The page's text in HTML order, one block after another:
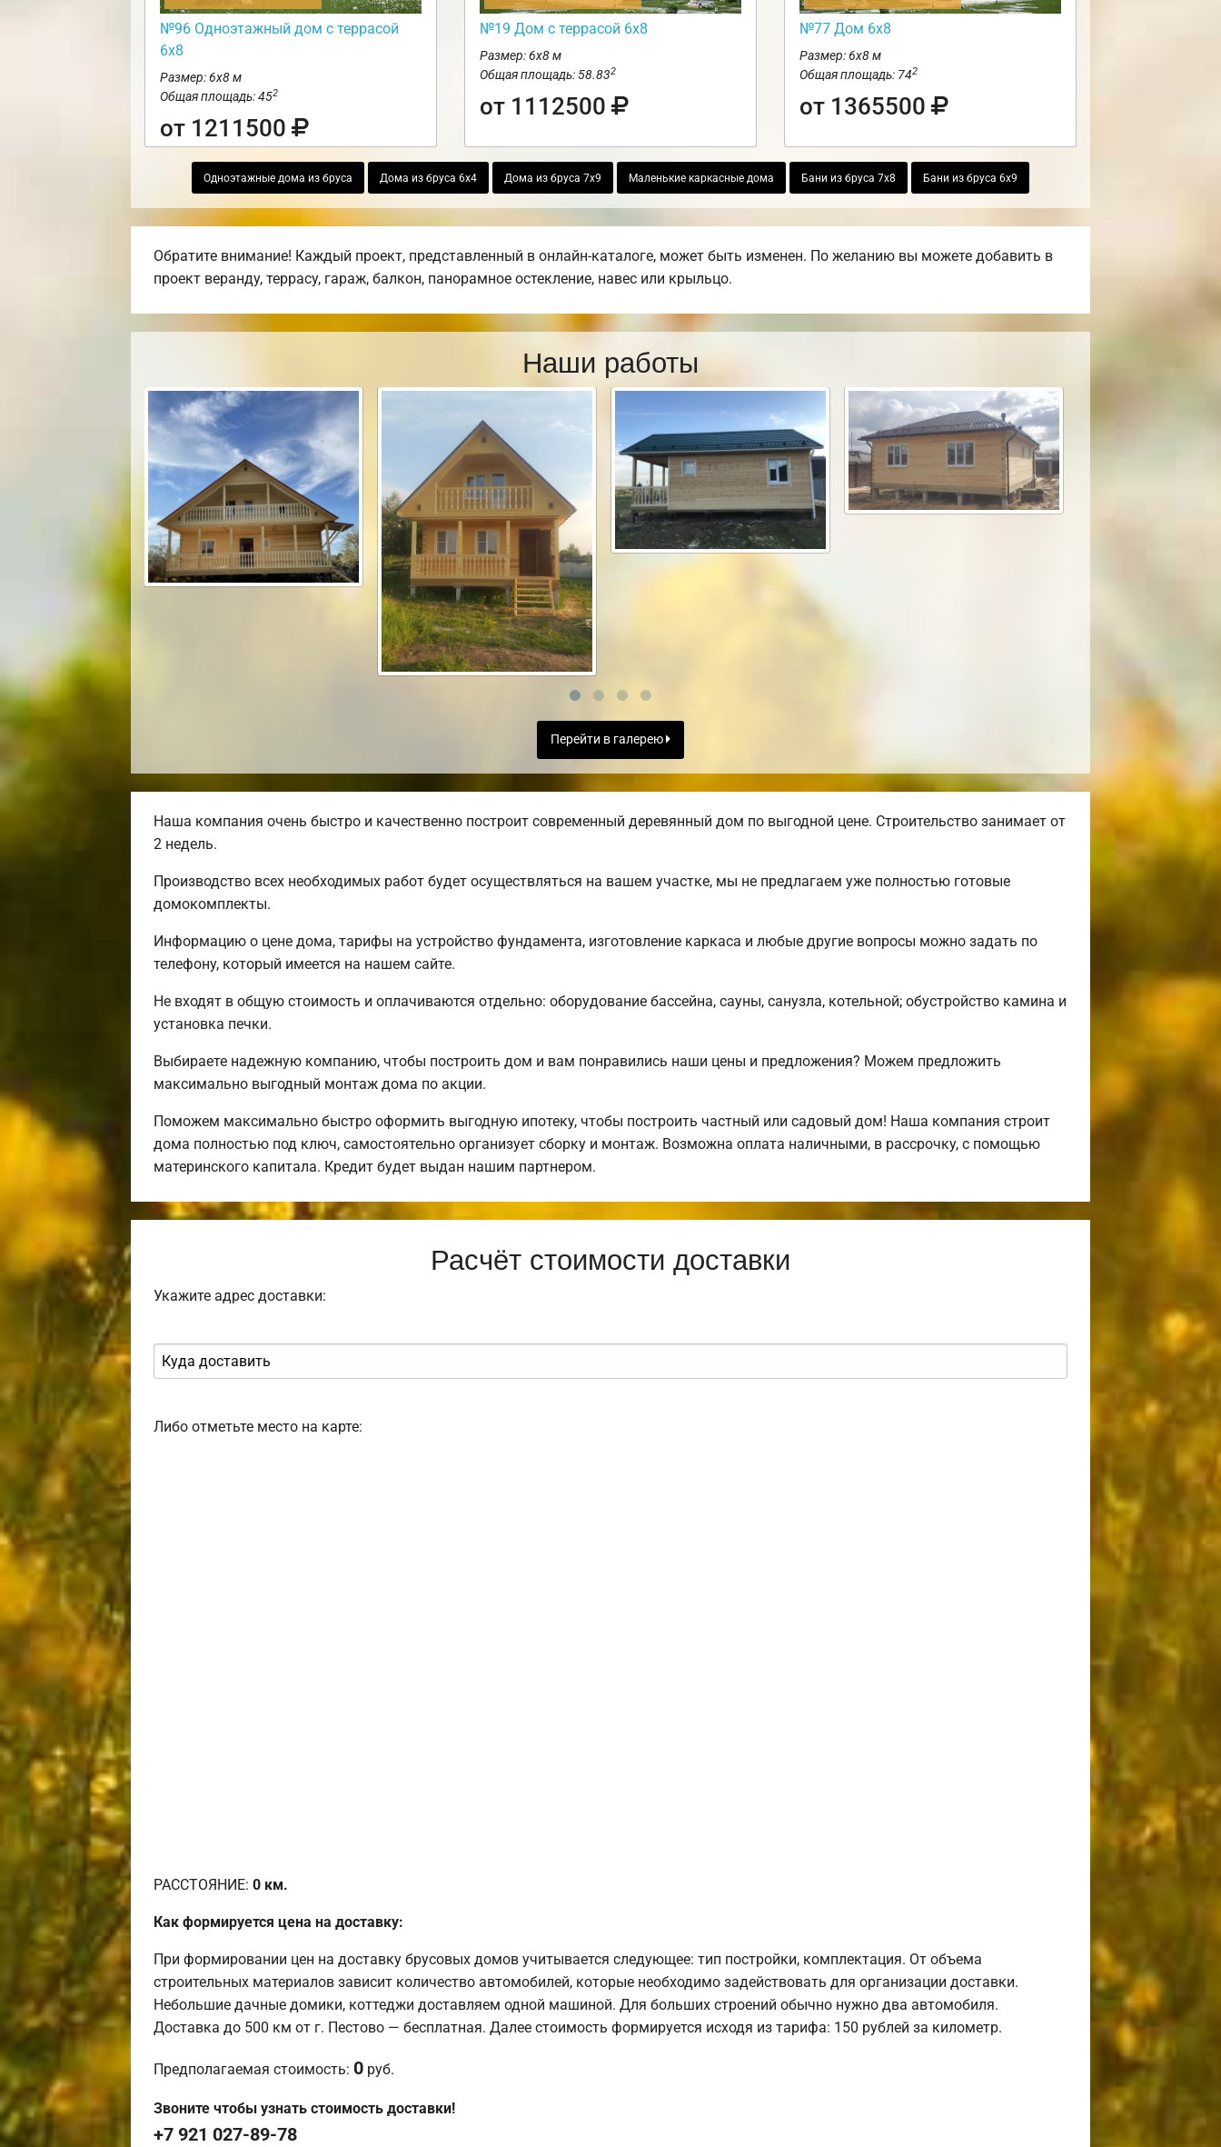
№96 Одноэтажный дом с террасой
6х8
Размер: 6х8 м
Общая площадь: 452
от 1211500
№19 Дом с террасой 6х8
Размер: 6х8 м
Общая площадь: 58.832
от 1112500
№77 Дом 6х8
Размер: 6х8 м
Общая площадь: 742
от 1365500
Одноэтажные дома из бруса Дома из бруса 6х4 Дома из бруса 7х9 Маленькие каркасные дома Бани из бруса 7х8 Бани из бруса 6х9
Обратите внимание! Каждый проект, представленный в онлайн-каталоге, может быть изменен. По желанию вы можете добавить в
проект веранду, террасу, гараж, балкон, панорамное остекление, навес или крыльцо.
Наши работы
Перейти в галерею
Наша компания очень быстро и качественно построит современный деревянный дом по выгодной цене. Строительство занимает от
2 недель.
Производство всех необходимых работ будет осуществляться на вашем участке, мы не предлагаем уже полностью готовые
домокомплекты.
Информацию о цене дома, тарифы на устройство фундамента, изготовление каркаса и любые другие вопросы можно задать по
телефону, который имеется на нашем сайте.
Не входят в общую стоимость и оплачиваются отдельно: оборудование бассейна, сауны, санузла, котельной; обустройство камина и
установка печки.
Выбираете надежную компанию, чтобы построить дом и вам понравились наши цены и предложения? Можем предложить
максимально выгодный монтаж дома по акции.
Поможем максимально быстро оформить выгодную ипотеку, чтобы построить частный или садовый дом! Наша компания строит
дома полностью под ключ, самостоятельно организует сборку и монтаж. Возможна оплата наличными, в рассрочку, с помощью
материнского капитала. Кредит будет выдан нашим партнером.
Расчёт стоимости доставки
Укажите адрес доставки:
Либо отметьте место на карте:
РАССТОЯНИЕ: 0 км.
Как формируется цена на доставку:
При формировании цен на доставку брусовых домов учитывается следующее: тип постройки, комплектация. От объема
строительных материалов зависит количество автомобилей, которые необходимо задействовать для организации доставки.
Небольшие дачные домики, коттеджи доставляем одной машиной. Для больших строений обычно нужно два автомобиля.
Доставка до 500 км от г. Пестово — бесплатная. Далее стоимость формируется исходя из тарифа: 150 рублей за километр.
Предполагаемая стоимость: 0 руб.
Звоните чтобы узнать стоимость доставки!
+7 921 027-89-78